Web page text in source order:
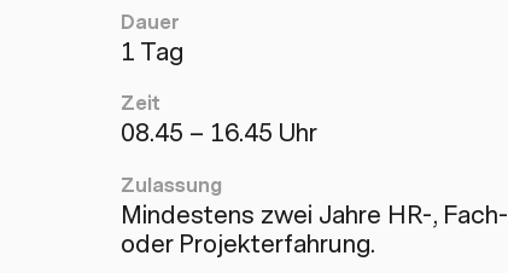
Dauer
1 Tag
Zeit
08.45 – 16.45 Uhr
Zulassung
Mindestens zwei Jahre HR-, Fach-
oder Projekterfahrung.